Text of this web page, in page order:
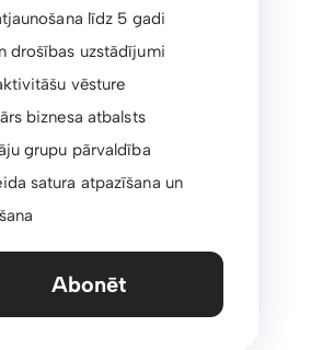
līdz 5 gadi
drošības uzstādījumi
vēsture
biznesa atbalsts
grupu pārvaldība
satura atpazīšana un
Abonēt